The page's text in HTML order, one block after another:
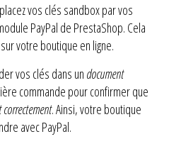
vos clés sandbox par vos
PayPal de PrestaShop. Cela
votre boutique en ligne.
vos clés dans un document
commande pour confirmer que
correctement. Ainsi, votre boutique
avec PayPal.